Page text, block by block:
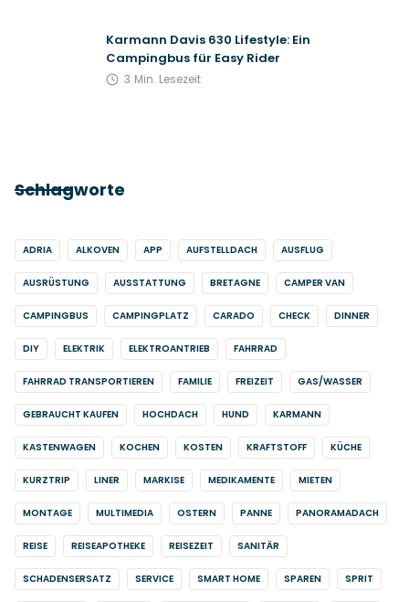
Karmann Davis 630 Lifestyle: Ein
Campingbus für Easy Rider
3 Min. Lesezeit
Schlagworte
ADRIA ALKOVEN APP AUFSTELLDACH AUSFLUG
AUSRÜSTUNG AUSSTATTUNG BRETAGNE CAMPER VAN
CAMPINGBUS CAMPINGPLATZ CARADO CHECK DINNER
DIY ELEKTRIK ELEKTROANTRIEB FAHRRAD
FAHRRAD TRANSPORTIEREN FAMILIE FREIZEIT GAS/WASSER
GEBRAUCHT KAUFEN HOCHDACH HUND KARMANN
KASTENWAGEN KOCHEN KOSTEN KRAFTSTOFF KÜCHE
KURZTRIP LINER MARKISE MEDIKAMENTE MIETEN
MONTAGE MULTIMEDIA OSTERN PANNE PANORAMADACH
REISE REISEAPOTHEKE REISEZEIT SANITÄR
SCHADENSERSATZ SERVICE SMART HOME SPAREN SPRIT